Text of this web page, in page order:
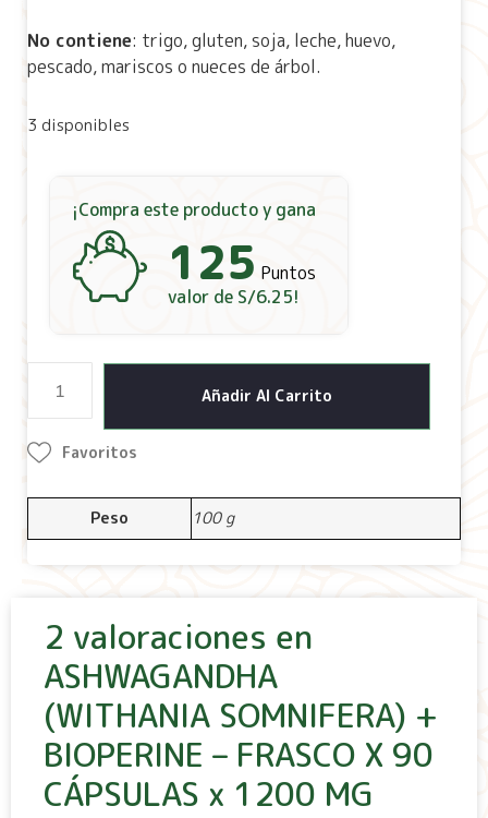
No contiene: trigo, gluten, soja, leche, huevo,
pescado, mariscos o nueces de árbol.
3 disponibles
¡Compra este producto y gana
125 Puntos
valor de S/6.25!
Añadir Al Carrito
Favoritos
Peso 100 g
2 valoraciones en
ASHWAGANDHA
(WITHANIA SOMNIFERA) +
BIOPERINE – FRASCO X 90
CÁPSULAS x 1200 MG